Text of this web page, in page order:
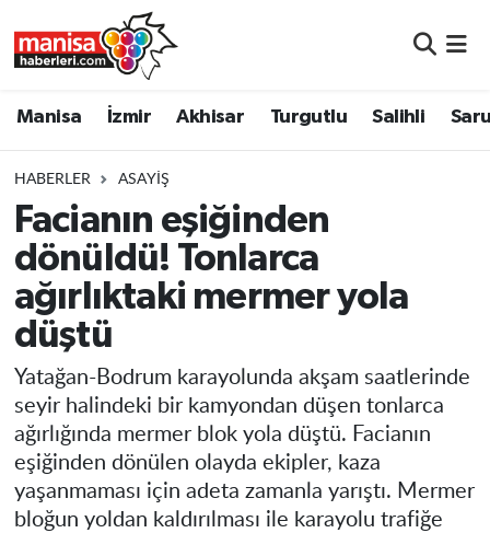
Manisa İzmir Akhisar Turgutlu Salihli
HABERLER ASAYIŞ
Facianın eşiğinden
dönüldü! Tonlarca
ağırlıktaki mermer yola
düştü
Yatağan-Bodrum karayolunda akşam saatlerinde
seyir halindeki bir kamyondan düşen tonlarca
ağırlığında mermer blok yola düştü. Facianın
eşiğinden dönülen olayda ekipler, kaza
yaşanmaması için adeta zamanla yarıştı. Mermer
bloğun yoldan kaldırılması ile karayolu trafiğe
Turgutlu
Salihli
Soma
Resmi İlanlar
Manisa Nöbetçi Eczaneler
Manisa Trafik Yoğunluk Haritası
Süper Lig Puan Durumu ve Fikstür
Son Dakika Haberleri
Haber Arşivi